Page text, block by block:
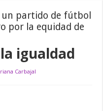
partido de fútbol
por la equidad de
igualdad
Carbajal